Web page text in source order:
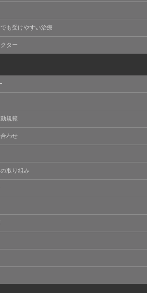
にインターネット閲覧を行う際、又は
させておく機能です。
、Cookie及び類似技術を使用して収集
ることにより、WEBサイトの利用状況
ーマンス改善や、WEBサイトを通じて
の向上・改善のため、Cookieを使用す
。ご使用のブラウザによりCookieを無
能です。ただし、Cookieを無効にした
上のサービスの全部または一部のペー
れなくなる場合がありますのでご留意
ついて】
営するWEBサイトでは、アクセスログ
歴情報をサーバ上に記録しています。
サイトの保守管理や利用状況に関す
に使用されます。それ以外の目的で使
りません。
リシーの内容は、法令変更への対応や
シーポリシーについては、当サイトに
も受けやすい治療
ター
規範
わせ
取り組み